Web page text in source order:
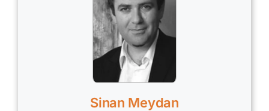
Sinan Meydan